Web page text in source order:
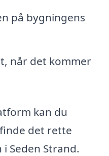
på bygningens
når det kommer
kan du
det rette
Seden Strand.